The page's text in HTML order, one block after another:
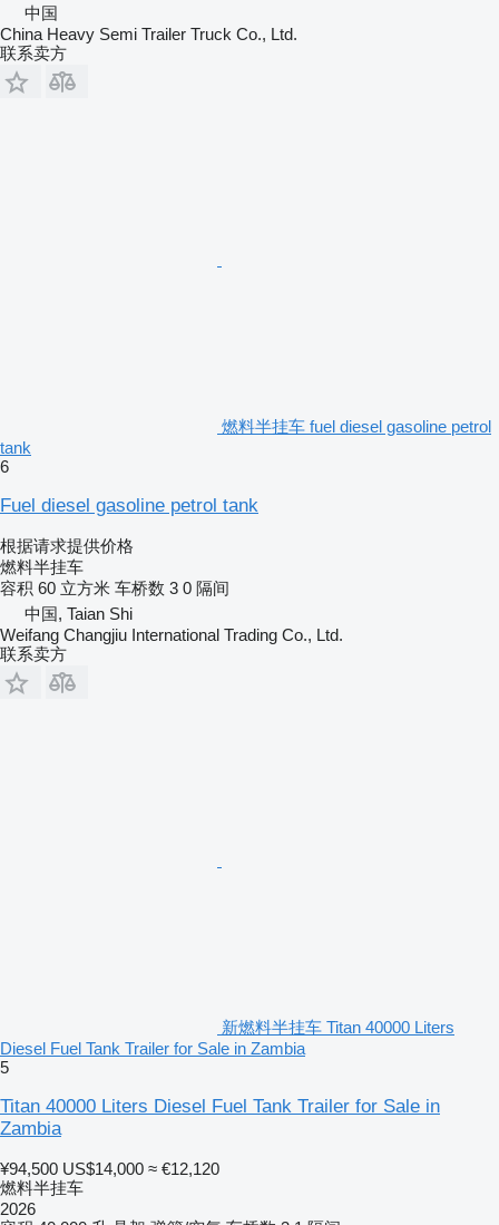
中国
China Heavy Semi Trailer Truck Co., Ltd.
联系卖方
燃料半挂车 fuel diesel gasoline petrol
tank
6
Fuel diesel gasoline petrol tank
根据请求提供价格
燃料半挂车
容积 60 立方米 车桥数 3 0 隔间
中国, Taian Shi
Weifang Changjiu International Trading Co., Ltd.
联系卖方
新燃料半挂车 Titan 40000 Liters
Diesel Fuel Tank Trailer for Sale in Zambia
5
Titan 40000 Liters Diesel Fuel Tank Trailer for Sale in
Zambia
¥94,500 US$14,000 ≈ €12,120
燃料半挂车
2026